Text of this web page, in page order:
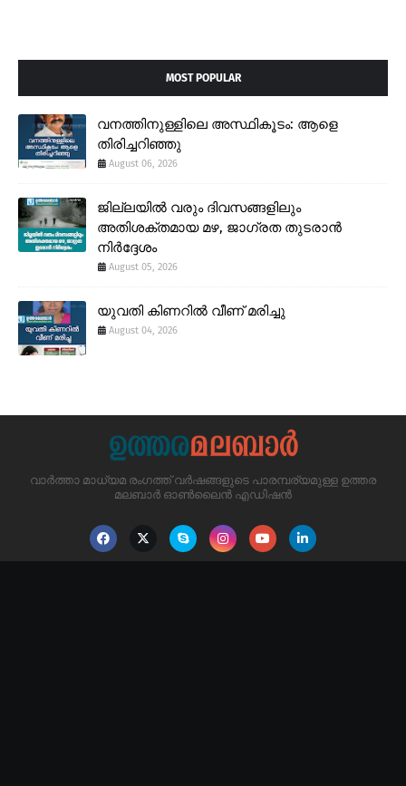
MOST POPULAR
വനത്തിനുള്ളിലെ അസ്ഥികൂടം: ആളെ
തിരിച്ചറിഞ്ഞു
August 06, 2026
ജില്ലയിൽ വരും ദിവസങ്ങളിലും
അതിശക്തമായ മഴ, ജാഗ്രത തുടരാൻ
നിർദ്ദേശം
August 05, 2026
യുവതി കിണറിൽ വീണ് മരിച്ചു
August 04, 2026
വാർത്താ മാധ്യമ രംഗത്ത് വർഷങ്ങളുടെ പാരമ്പര്യമുള്ള ഉത്തര
മലബാർ ഓൺലൈൻ എഡിഷൻ